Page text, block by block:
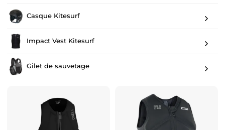
Casque Kitesurf
Impact Vest Kitesurf
Gilet de sauvetage